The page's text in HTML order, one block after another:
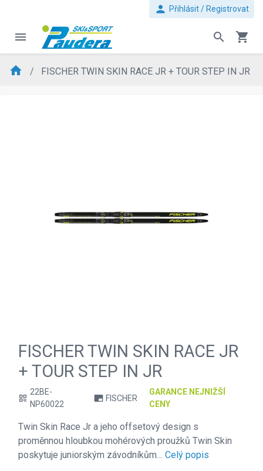
person Přihlásit / Registrovat
menu search shopping_cart
home FISCHER TWIN SKIN RACE JR + TOUR STEP IN JR
FISCHER TWIN SKIN RACE JR
+ TOUR STEP IN JR
qr_code
22BE-
NP60022
branding_watermark FISCHER
GARANCE NEJNIŽŠÍ
CENY
Twin Skin Race Jr a jeho offsetový design s
proměnnou hloubkou mohérových proužků Twin Skin
poskytuje juniorským závodníkům… Celý popis